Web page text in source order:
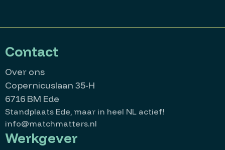
Contact
Over ons
Copernicuslaan 35-H
6716 BM Ede
Standplaats Ede, maar in heel NL actief!
info@matchmatters.nl
Werkgever